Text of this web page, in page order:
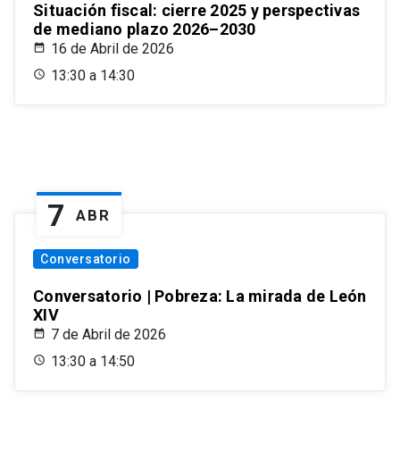
Situación fiscal: cierre 2025 y perspectivas
de mediano plazo 2026–2030
16 de Abril de 2026
13:30 a 14:30
7 ABR
Conversatorio
Conversatorio | Pobreza: La mirada de León
XIV
7 de Abril de 2026
13:30 a 14:50